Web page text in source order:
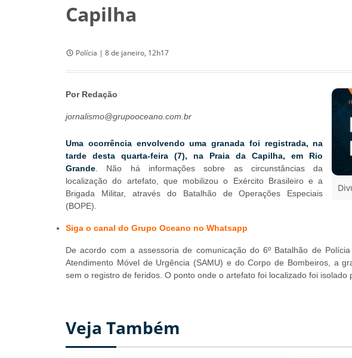
Capilha
Polícia | 8 de janeiro, 12h17
Por Redação
jornalismo@grupooceano.com.br
Uma ocorrência envolvendo uma granada foi registrada, na
tarde desta quarta-feira (7), na Praia da Capilha, em Rio
Grande . Não há informações sobre as circunstâncias da
localização do artefato, que mobilizou o Exército Brasileiro e a
Brigada Militar, através do Batalhão de Operações Especiais
(BOPE).
Siga o canal do Grupo Oceano no Whatsapp
De acordo com a assessoria de comunicação do 6º Batalhão de
Atendimento Móvel de Urgência (SAMU) e do Corpo de Bombeiros, a
sem o registro de feridos. O ponto onde o artefato foi localizado foi isolado
Veja Também